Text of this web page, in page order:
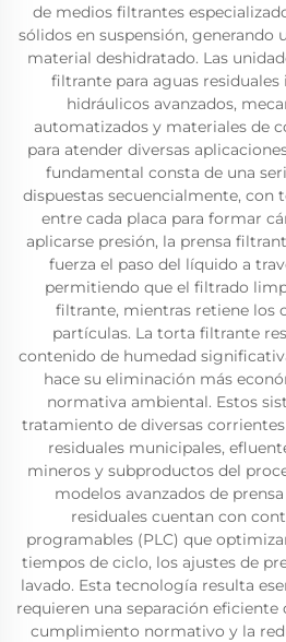
de medios filtrantes
sólidos en suspensión, generando
material deshidratado. Las
filtrante para aguas
hidráulicos avanzados,
automatizados y materiales de
para atender diversas
fundamental consta de una
dispuestas secuencialmente, con
entre cada placa para formar
aplicarse presión, la prensa
fuerza el paso del líquido a
permitiendo que el filtrado
filtrante, mientras retiene los
partículas. La torta filtrante
contenido de humedad
hace su eliminación más
normativa ambiental. Estos
tratamiento de diversas
residuales municipales,
mineros y subproductos del
modelos avanzados de
residuales cuentan con
programables (PLC) que
tiempos de ciclo, los ajustes de
lavado. Esta tecnología resulta
requieren una separación eficiente
cumplimiento normativo y la